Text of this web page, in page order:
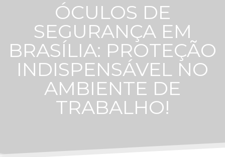
ÓCULOS DE
SEGURANÇA EM
BRASÍLIA: PROTEÇÃO
INDISPENSÁVEL NO
AMBIENTE DE
TRABALHO!